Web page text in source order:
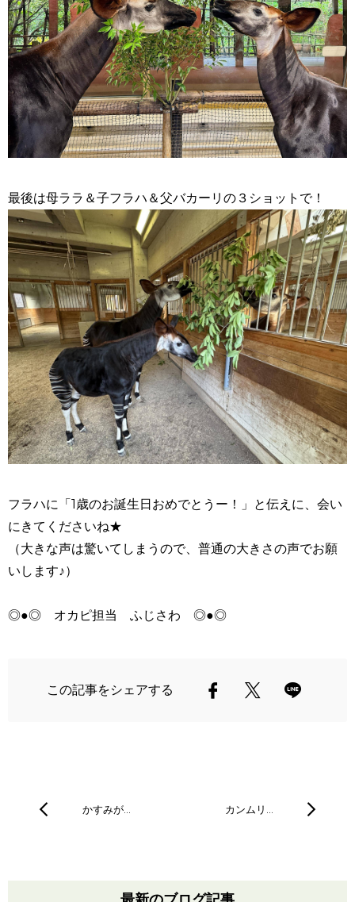
最後は母ララ＆子フラハ＆父バカーリの３ショットで！
フラハに「1歳のお誕生日おめでとうー！」と伝えに、会い
にきてくださいね★
（大きな声は驚いてしまうので、普通の大きさの声でお願
いします♪）
◎●◎ オカピ担当 ふじさわ ◎●◎
この記事をシェアする
かすみが… カンムリ…